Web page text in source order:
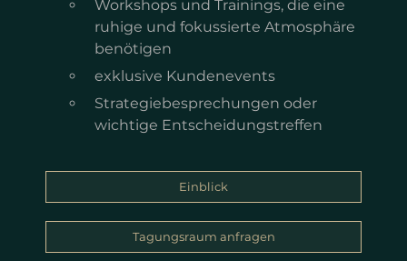
Workshops und Trainings, die eine
ruhige und fokussierte Atmosphäre
benötigen
exklusive Kundenevents
Strategiebesprechungen oder
wichtige Entscheidungstreffen
Einblick
Tagungsraum anfragen